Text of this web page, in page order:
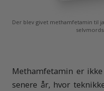
Der blev givet methamfetamin til
Methamfetamin er
senere år, hvor